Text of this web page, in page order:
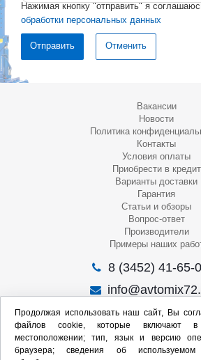
Нажимая кнопку "отправить" я
обработки персональных данных
Отменить
Вакансии
Новости
Политика
Контакты
Условия оплаты
Приобрести в кредит
Варианты доставки
Гарантия
Статьи и обзоры
Вопрос-ответ
Производители
Примеры наших
8 (3452) 41-65-
г. Тюмень, ул. 50 лет
Пн-Пт
: 09:00 – 19:00
Сб: 10:00 – 17:00
Вс: Выходной
Продолжая использовать наш сайт, Вы
файлов cookie, которые включают
местоположении; тип, язык и версию
браузера; сведения об